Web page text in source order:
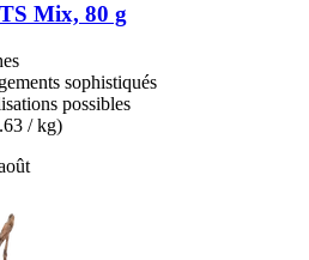
Mix, 80 g
sophistiqués
possibles
/ kg)